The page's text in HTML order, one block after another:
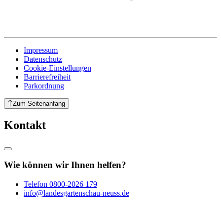
Impressum
Datenschutz
Cookie-Einstellungen
Barrierefreiheit
Parkordnung
Zum Seitenanfang
Kontakt
Wie können wir Ihnen helfen?
Telefon 0800-2026 179
info@landesgartenschau-neuss.de